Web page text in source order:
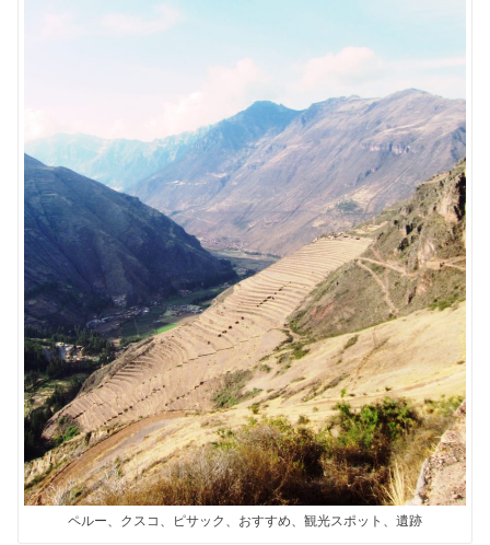
ペルー、クスコ、ピサック、おすすめ、観光スポット、遺跡